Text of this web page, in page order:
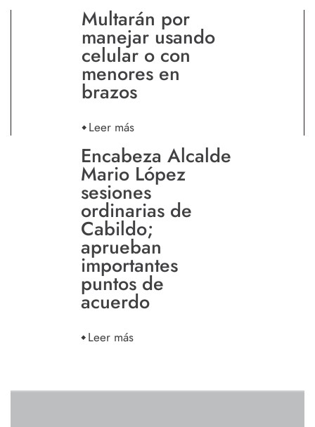
Multarán por
manejar usando
celular o con
menores en
brazos
Leer más
Encabeza Alcalde
Mario López
sesiones
ordinarias de
Cabildo;
aprueban
importantes
puntos de
acuerdo
Leer más